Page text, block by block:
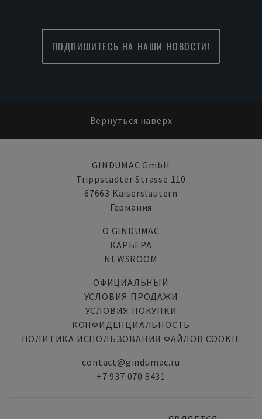
ПОДПИШИТЕСЬ НА НАШИ НОВОСТИ!
Вернуться наверх
GINDUMAC GmbH
Trippstadter Strasse 110
67663 Kaiserslautern
Германия
О GINDUMAC
КАРЬЕРА
NEWSROOM
ОФИЦИАЛЬНЫЙ
УСЛОВИЯ ПРОДАЖИ
УСЛОВИЯ ПОКУПКИ
КОНФИДЕНЦИАЛЬНОСТЬ
ПОЛИТИКА ИСПОЛЬЗОВАНИЯ ФАЙЛОВ COOKIE
contact@gindumac.ru
+7 937 070 8431